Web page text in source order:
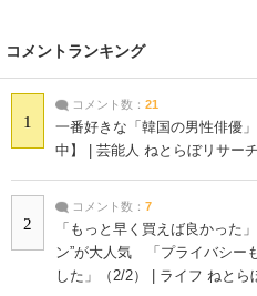
コメントランキング
1
コメント数： 21
一番好きな「韓国の男性俳優
中】 | 芸能人 ねとらぼリサーチ
2
コメント数： 7
「もっと早く買えば良かった
ン”が大人気 「プライバシー
した」（2/2） | ライフ ねとら